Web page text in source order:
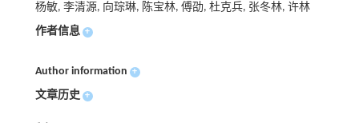
杨敏, 李清源, 向琮琳, 陈宝林, 傅劭, 杜克兵, 张冬林, 许林
作者信息 +
Author information +
文章历史 +